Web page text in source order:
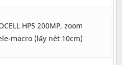
HP5 200MP, zoom
macro (lấy nét 10cm)